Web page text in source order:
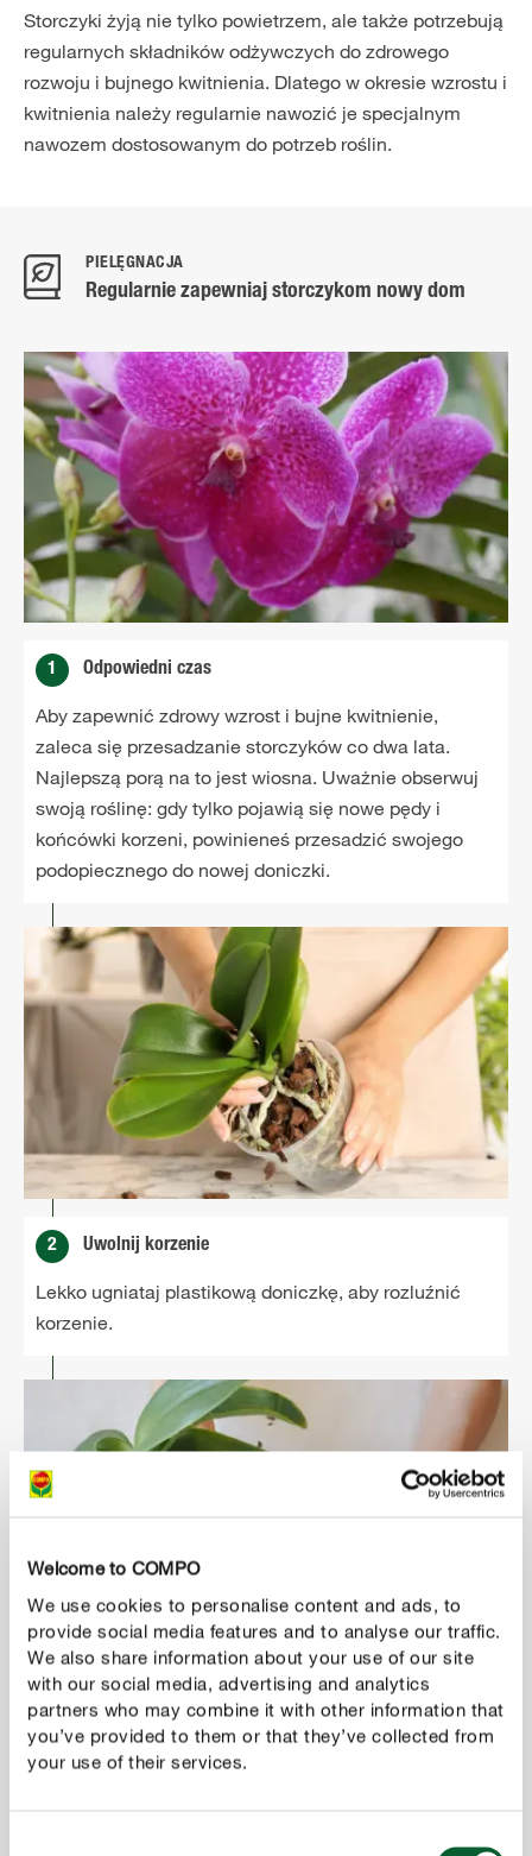
Welcome to COMPO
We use cookies to personalise content and ads, to
provide social media features and to analyse our traffic.
We also share information about your use of our site
with our social media, advertising and analytics
partners who may combine it with other information that
you’ve provided to them or that they’ve collected from
your use of their services.
Storczyki żyją nie tylko powietrzem, ale także potrzebują
regularnych składników odżywczych do zdrowego
rozwoju i bujnego kwitnienia. Dlatego w okresie wzrostu i
kwitnienia należy regularnie nawozić je specjalnym
nawozem dostosowanym do potrzeb roślin.
PIELĘGNACJA
Regularnie zapewniaj storczykom nowy dom
1 Odpowiedni czas
Aby zapewnić zdrowy wzrost i bujne kwitnienie,
zaleca się przesadzanie storczyków co dwa lata.
Najlepszą porą na to jest wiosna. Uważnie obserwuj
swoją roślinę: gdy tylko pojawią się nowe pędy i
końcówki korzeni, powinieneś przesadzić swojego
podopiecznego do nowej doniczki.
2 Uwolnij korzenie
Lekko ugniataj plastikową doniczkę, aby rozluźnić
korzenie.
Usuń podłoże
Ostrożnie i całkowicie uwolnij korzenie ze starego
podłoża.